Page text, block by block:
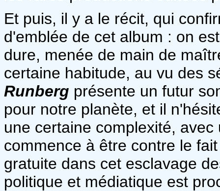
Et puis, il y a le récit, qui
d'emblée de cet album : on
dure, menée de main de
certaine habitude, au vu des
Runberg présente un futur
pour notre planète, et il
une certaine complexité,
commence à être contre le
gratuite dans cet esclavage
politique et médiatique est